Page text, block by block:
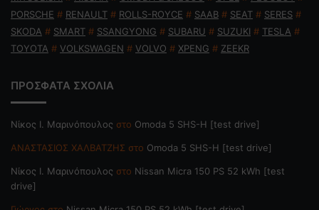
PORSCHE # RENAULT # ROLLS-ROYCE # SAAB # SEAT # SERES #
SKODA # SMART # SSANGYONG # SUBARU # SUZUKI # TESLA #
TOYOTA # VOLKSWAGEN # VOLVO # XPENG # ZEEKR
ΠΡΟΣΦΑΤΑ ΣΧΟΛΙΑ
Nίκος Ι. Mαρινόπουλος στο Omoda 5 SHS-H [test drive]
ΑΝΑΣΤΑΣΙΟΣ ΧΑΛΒΑΤΖΗΣ στο Omoda 5 SHS-H [test drive]
Nίκος Ι. Mαρινόπουλος στο Nissan Micra 150 PS 52 kWh [test
drive]